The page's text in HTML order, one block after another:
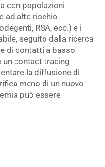
con popolazioni
ad alto rischio
RSA, ecc.) e i
seguito dalla ricerca
di contatti a basso
un contact tracing
la diffusione di
meno di un nuovo
può essere